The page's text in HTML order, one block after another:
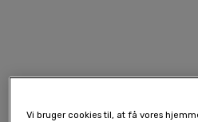
Vi bruger cookies til, at få vores